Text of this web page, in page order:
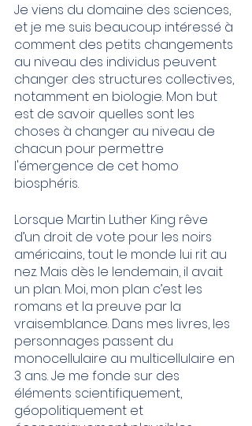
Je viens du domaine des sciences,
et je me suis beaucoup intéressé à
comment des petits changements
au niveau des individus peuvent
changer des structures collectives,
notamment en biologie. Mon but
est de savoir quelles sont les
choses à changer au niveau de
chacun pour permettre
l'émergence de cet homo
biosphéris.
Lorsque Martin Luther King rêve
d’un droit de vote pour les noirs
américains, tout le monde lui rit au
nez. Mais dès le lendemain, il avait
un plan. Moi, mon plan c’est les
romans et la preuve par la
vraisemblance. Dans mes livres, les
personnages passent du
monocellulaire au multicellulaire en
3 ans. Je me fonde sur des
éléments scientifiquement,
géopolitiquement et